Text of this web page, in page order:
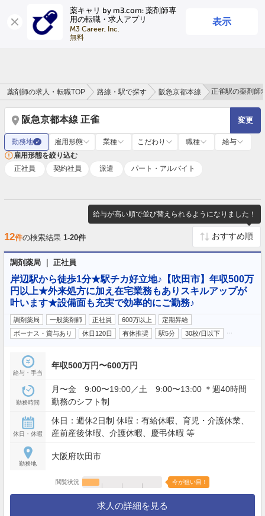
薬キャリ by m3.com: 薬剤師専
用の転職・求人アプリ
M3 Career, Inc.
無料
表示
ログイン
薬剤師の求人・転職TOP 路線・駅で探す 阪急京都本線 正雀駅の薬剤師
阪急京都本線 正雀 変更
勤務地 ✓ 雇用形態 業種 こだわり 職種
給与
雇用形態を絞り込む
正社員
契約社員 派遣 パート・アルバイト
給与が高い順で並び替えられるようになりました！
12件の検索結果 1-20件
調剤薬局 ｜ 正社員
岸辺駅から徒歩1分★駅チカ好立地♪【吹田市】年収500万
円以上★外来処方に加え在宅業務もありスキルアップが
叶います★設備面も充実で効率的にご勤務♪
調剤薬局 一般薬剤師 正社員 600万以上
定期昇給
ボーナス・賞与あり
休日120日 有休推奨 駅5分 30枚/日以下
給与・手当
年収500万円〜600万円
勤務時間
月〜金 9:00〜19:00／土 9:00〜13:00 ＊週40時間
勤務のシフト制
休日・休暇
休日：週休2日制 休暇：有給休暇、育児・介護休業、
産前産後休暇、介護休暇、慶弔休暇 等
勤務地
大阪府吹田市
閲覧状況 今が狙い目！
求人の詳細を見る